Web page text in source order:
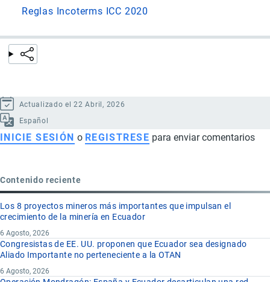
Reglas Incoterms ICC 2020
Actualizado el 22 Abril, 2026
Español
INICIE SESIÓN o REGISTRESE para enviar comentarios
Contenido reciente
Los 8 proyectos mineros más importantes que impulsan el
crecimiento de la minería en Ecuador
6 Agosto, 2026
Congresistas de EE. UU. proponen que Ecuador sea designado
Aliado Importante no perteneciente a la OTAN
6 Agosto, 2026